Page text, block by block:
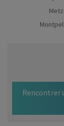
Metz
Rencontrer